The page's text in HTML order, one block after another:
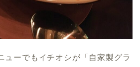
ューでもイチオシが「自家製グラ